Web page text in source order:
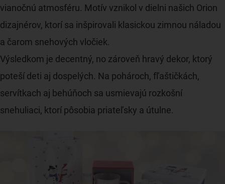
vianočnú atmosféru. Motív vznikol v dielni našich Orion
dizajnérov, ktorí sa inšpirovali klasickou zimnou náladou
a čarom snehových vločiek.
Výsledkom je decentný, no zároveň hravý dekor, ktorý
poteší deti aj dospelých. Na pohároch, fľaštičkách,
servítkach aj behúňoch sa usmievajú rozkošní
snehuliaci, ktorí pôsobia priateľsky a útulne.